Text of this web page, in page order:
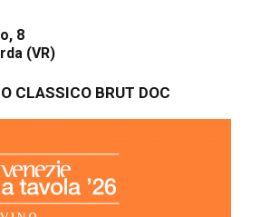
8
(VR)
CLASSICO BRUT DOC